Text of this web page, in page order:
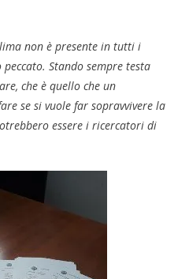
non è presente in tutti i
Stando sempre testa
che è quello che un
se si vuole far sopravvivere la
essere i ricercatori di